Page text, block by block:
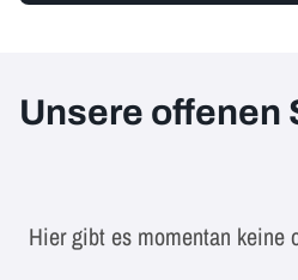
Unsere offenen
Hier gibt es momentan keine